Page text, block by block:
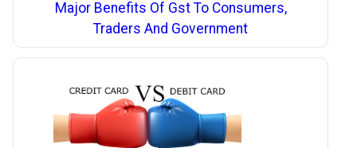
Major Benefits Of Gst To Consumers,
Traders And Government